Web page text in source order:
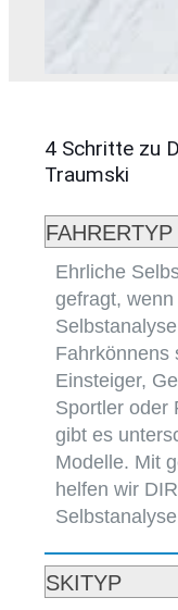
4 Schritte zu
Traumski
FAHRERTYP
Ehrliche
gefragt,
Fahrkönnens
Einsteiger,
Sportler oder
gibt es
Modelle. Mit
helfen wir
SKITYP